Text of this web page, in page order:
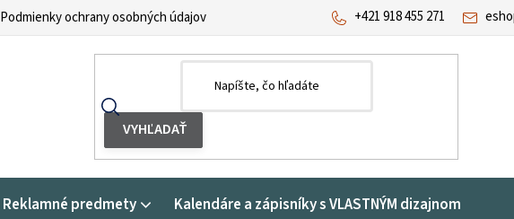
Podmienky ochrany osobných údajov +421 918 455 271
Reklamné predmety Kalendáre a zápisníky s VLASTNÝM dizajnom